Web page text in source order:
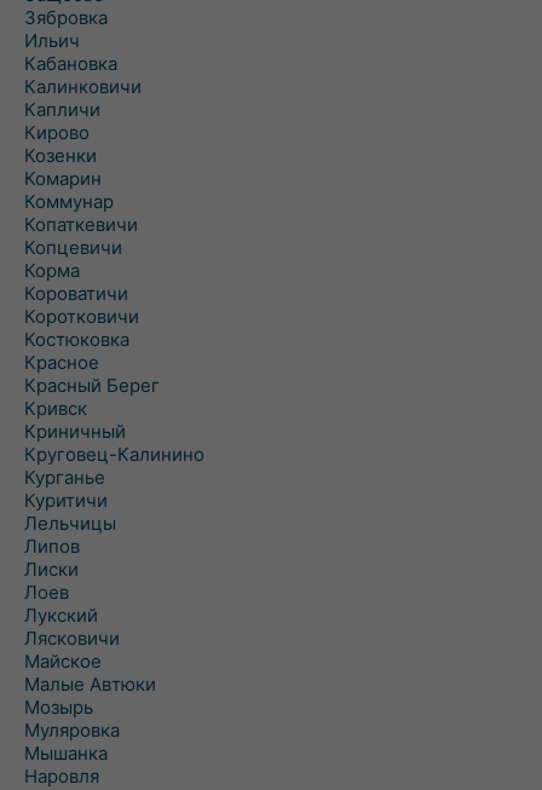
Зябровка
Ильич
Кабановка
Калинковичи
Капличи
Кирово
Козенки
Комарин
Коммунар
Копаткевичи
Копцевичи
Корма
Короватичи
Коротковичи
Костюковка
Красное
Красный Берег
Кривск
Криничный
Круговец-Калинино
Курганье
Куритичи
Лельчицы
Липов
Лиски
Лоев
Лукский
Лясковичи
Майское
Малые Автюки
Мозырь
Муляровка
Мышанка
Наровля